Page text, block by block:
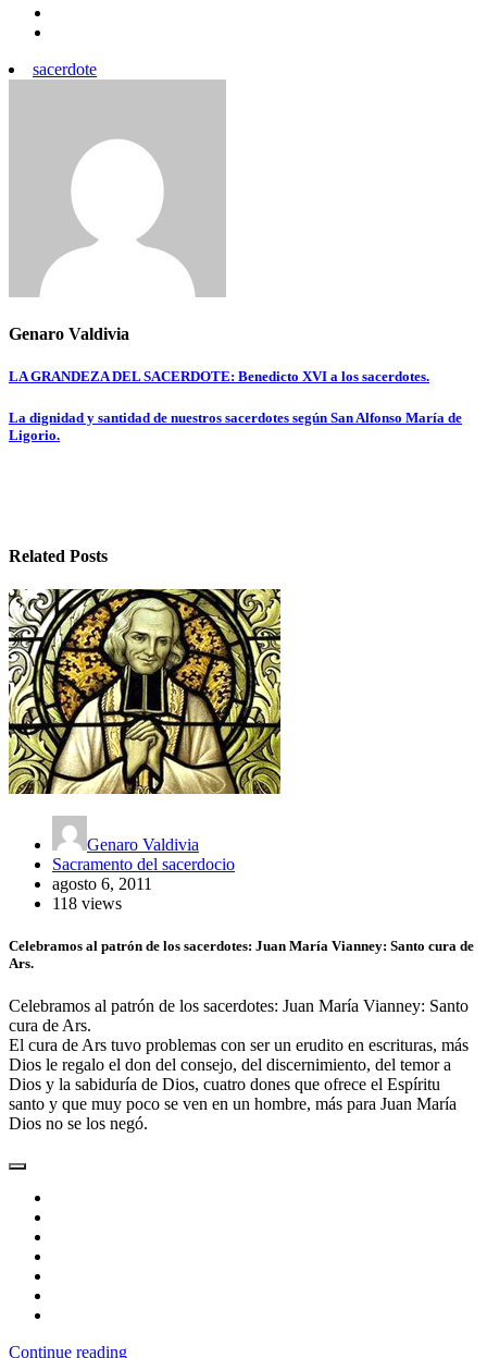
sacerdote
Genaro Valdivia
Navegación
de
entradas
LA GRANDEZA DEL SACERDOTE: Benedicto XVI a los sacerdotes.
La dignidad y santidad de nuestros sacerdotes según San Alfonso María de
Ligorio.
Related Posts
Genaro Valdivia
Sacramento del sacerdocio
agosto 6, 2011
118 views
Celebramos al patrón de los sacerdotes: Juan María Vianney: Santo cura de
Ars.
Celebramos al patrón de los sacerdotes: Juan María Vianney: Santo
cura de Ars.
El cura de Ars tuvo problemas con ser un erudito en escrituras, más
Dios le regalo el don del consejo, del discernimiento, del temor a
Dios y la sabiduría de Dios, cuatro dones que ofrece el Espíritu
santo y que muy poco se ven en un hombre, más para Juan María
Dios no se los negó.
Continue reading